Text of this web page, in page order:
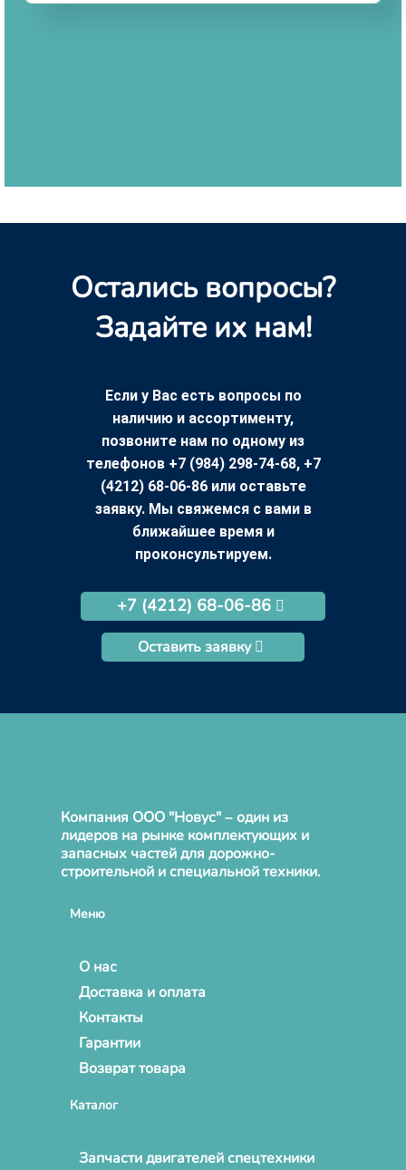
Остались вопросы?
Задайте их нам!
Если у Вас есть вопросы по
наличию и ассортименту,
позвоните нам по одному из
телефонов +7 (984) 298-74-68, +7
(4212) 68-06-86 или оставьте
заявку. Мы свяжемся с вами в
ближайшее время и
проконсультируем.
+7 (4212) 68-06-86
Оставить заявку
Компания ООО "Новус" – один из
лидеров на рынке комплектующих и
запасных частей для дорожно-
строительной и специальной техники.
Меню
О нас
Доставка и оплата
Контакты
Гарантии
Возврат товара
Каталог
Запчасти двигателей спецтехники